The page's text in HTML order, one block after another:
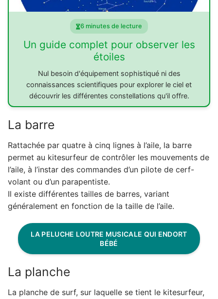
6 minutes de lecture
Un guide complet pour observer les
étoiles
Nul besoin d'équipement sophistiqué ni des
connaissances scientifiques pour explorer le ciel et
découvrir les différentes constellations qu'il offre.
La barre
Rattachée par quatre à cinq lignes à l’aile, la barre
permet au kitesurfeur de contrôler les mouvements de
l’aile, à l’instar des commandes d’un pilote de cerf-
volant ou d’un parapentiste.
Il existe différentes tailles de barres, variant
généralement en fonction de la taille de l’aile.
LA PELUCHE LOUTRE MUSICALE QUI ENDORT
BÉBÉ
La planche
La planche de surf, sur laquelle se tient le kitesurfeur,